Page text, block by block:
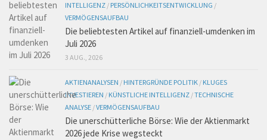
INTELLIGENZ / PERSÖNLICHKEITSENTWICKLUNG /
VERMÖGENSAUFBAU
Die beliebtesten Artikel auf finanziell-umdenken im
Juli 2026
3 AUG., 2026
AKTIENANALYSEN / HINTERGRÜNDE POLITIK / KLUGES
INVESTIEREN / KÜNSTLICHE INTELLIGENZ /TECHNISCHE
ANALYSE /VERMÖGENSAUFBAU
Die unerschütterliche Börse: Wie der Aktienmarkt
2026 jede Krise wegsteckt